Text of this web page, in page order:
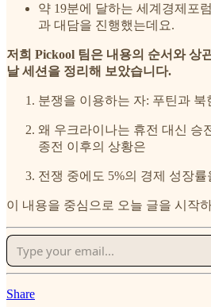
약 19분에 달하는 세계경제포
과 대담을 진행했는데요.
저희 Pickool 팀은 내용의 순서와 상
날 세션을 정리해 보았습니다.
분쟁을 이용하는 자: 푸틴과 북
왜 우크라이나는 휴전 대신 승
종전 이후의 상황은
전쟁 중에도 5%의 경제 성장
이 내용을 중심으로 오늘 글을 시작
Share